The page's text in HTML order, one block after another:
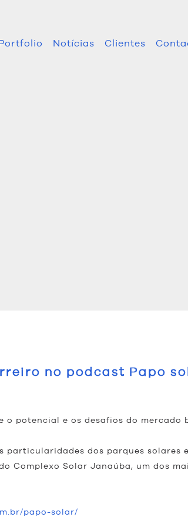
Notícias Clientes
no podcast Papo
o potencial e os desafios do mercado
dos parques solares
Complexo Solar Janaúba, um dos
papo-solar/